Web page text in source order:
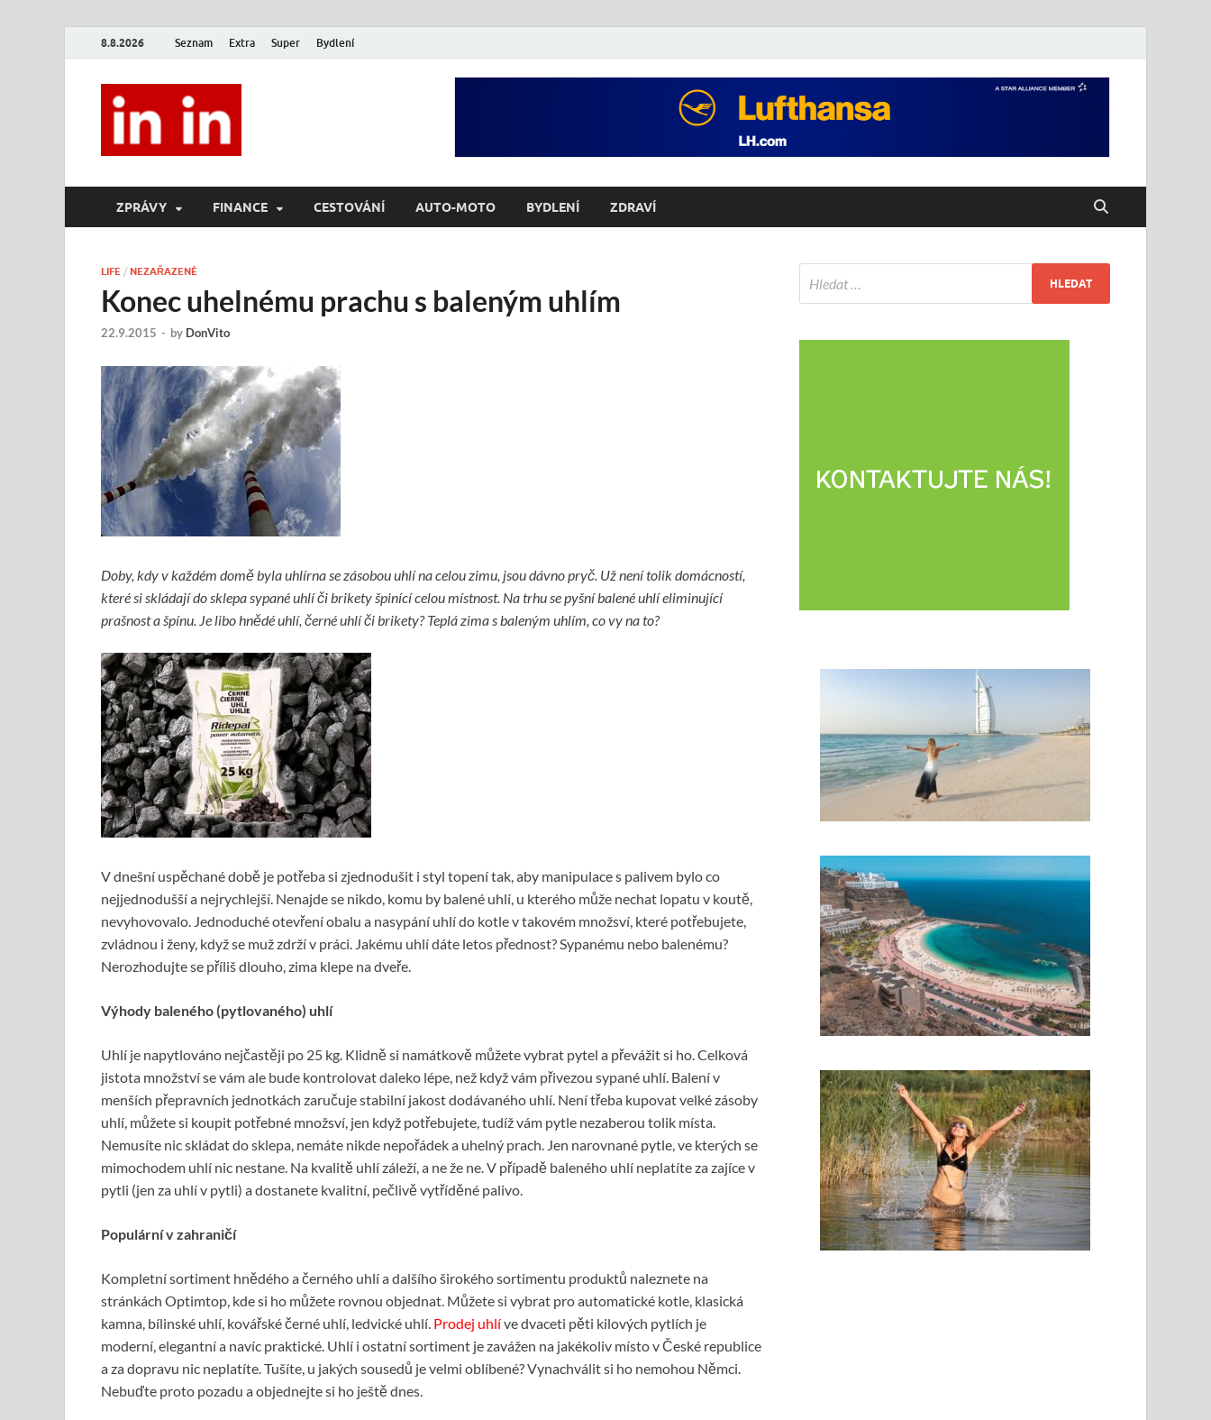
8.8.2026 Seznam Extra Super Bydlení
ZPRÁVY FINANCE CESTOVÁNÍ AUTO-MOTO BYDLENÍ ZDRAVÍ
LIFE / NEZAŘAZENÉ
Konec uhelnému prachu s baleným uhlím
22.9.2015 - by DonVito
Doby, kdy v každém domě byla uhlírna se zásobou uhlí na celou zimu, jsou dávno pryč. Už není tolik domácností,
které si skládají do sklepa sypané uhlí či brikety špinící celou místnost. Na trhu se pyšní balené uhlí eliminující
prašnost a špínu. Je libo hnědé uhlí, černé uhlí či brikety? Teplá zima s baleným uhlím, co vy na to?
V dnešní uspěchané době je potřeba si zjednodušit i styl topení tak, aby manipulace s palivem bylo co
nejjednodušší a nejrychlejší. Nenajde se nikdo, komu by balené uhlí, u kterého může nechat lopatu v koutě,
nevyhovovalo. Jednoduché otevření obalu a nasypání uhlí do kotle v takovém množsví, které potřebujete,
zvládnou i ženy, když se muž zdrží v práci. Jakému uhlí dáte letos přednost? Sypanému nebo balenému?
Nerozhodujte se příliš dlouho, zima klepe na dveře.
Výhody baleného (pytlovaného) uhlí
Uhlí je napytlováno nejčastěji po 25 kg. Klidně si namátkově můžete vybrat pytel a převážit si ho. Celková
jistota množství se vám ale bude kontrolovat daleko lépe, než když vám přivezou sypané uhlí. Balení v
menších přepravních jednotkách zaručuje stabilní jakost dodávaného uhlí. Není třeba kupovat velké zásoby
uhlí, můžete si koupit potřebné množsví, jen když potřebujete, tudíž vám pytle nezaberou tolik místa.
Nemusíte nic skládat do sklepa, nemáte nikde nepořádek a uhelný prach. Jen narovnané pytle, ve kterých se
mimochodem uhlí nic nestane. Na kvalitě uhlí záleží, a ne že ne. V případě baleného uhlí neplatíte za zajíce v
pytli (jen za uhlí v pytli) a dostanete kvalitní, pečlivě vytříděné palivo.
Populární v zahraničí
Kompletní sortiment hnědého a černého uhlí a dalšího širokého sortimentu produktů naleznete na
stránkách Optimtop, kde si ho můžete rovnou objednat. Můžete si vybrat pro automatické kotle, klasická
kamna, bílinské uhlí, kovářské černé uhlí, ledvické uhlí. Prodej uhlíve dvaceti pěti kilových pytlích je
moderní, elegantní a navíc praktické. Uhlí i ostatní sortiment je zavážen na jakékoliv místo v České republice
a za dopravu nic neplatíte. Tušíte, u jakých sousedů je velmi oblíbené? Vynachválit si ho nemohou Němci.
Nebuďte proto pozadu a objednejte si ho ještě dnes.